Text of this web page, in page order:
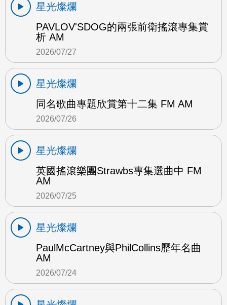
星光燦爛
PAVLOV'SDOG的兩張前衛搖滾專集賞
析 AM
2026/07/27
星光燦爛
同名歌曲專題欣賞第十二集 FM AM
2026/07/26
星光燦爛
英國搖滾樂團Strawbs專集選曲中 FM
AM
2026/07/25
星光燦爛
PaulMcCartney與PhilCollins歷年名曲
AM
2026/07/24